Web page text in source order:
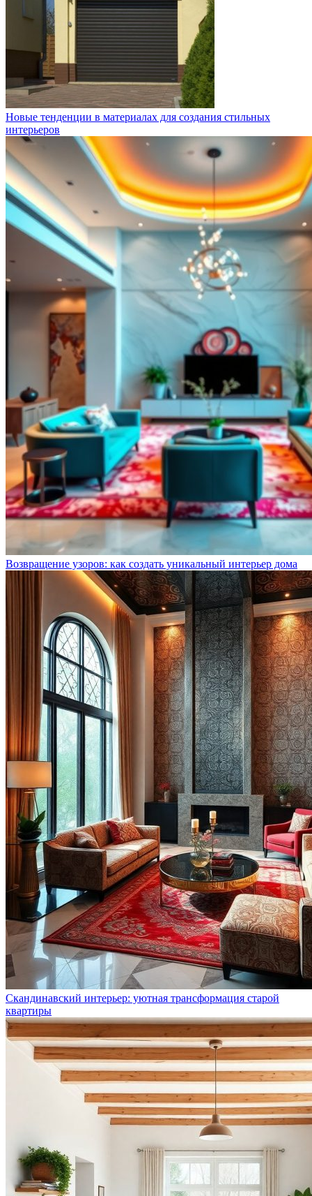
Новые тенденции в материалах для создания стильных
интерьеров
Возвращение узоров: как создать уникальный интерьер дома
Скандинавский интерьер: уютная трансформация старой
квартиры